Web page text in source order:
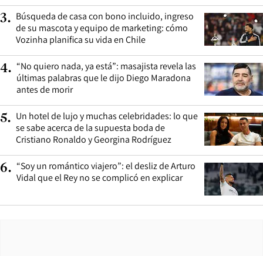
3. Búsqueda de casa con bono incluido, ingreso
de su mascota y equipo de marketing: cómo
Vozinha planifica su vida en Chile
4. “No quiero nada, ya está”: masajista revela las
últimas palabras que le dijo Diego Maradona
antes de morir
5. Un hotel de lujo y muchas celebridades: lo que
se sabe acerca de la supuesta boda de
Cristiano Ronaldo y Georgina Rodríguez
6. “Soy un romántico viajero”: el desliz de Arturo
Vidal que el Rey no se complicó en explicar